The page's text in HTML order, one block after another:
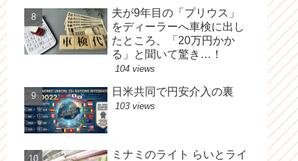
夫が9年目の「プリウス」
をディーラーへ車検に出し
たところ、「20万円かか
る」と聞いて驚き…！
104 views
日米共同で円安介入の裏
103 views
ミナミのライト らいとライ